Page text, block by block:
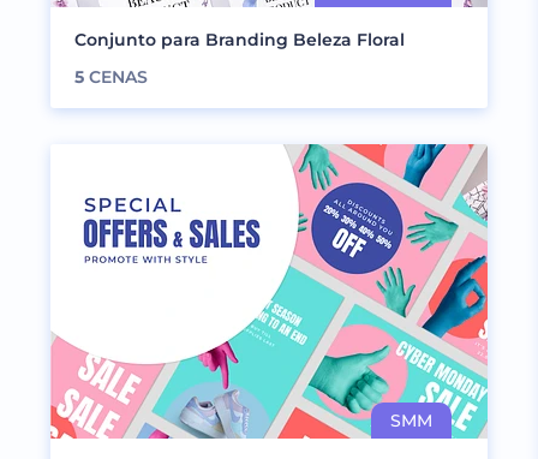
Conjunto para Branding Beleza Floral
5 CENAS